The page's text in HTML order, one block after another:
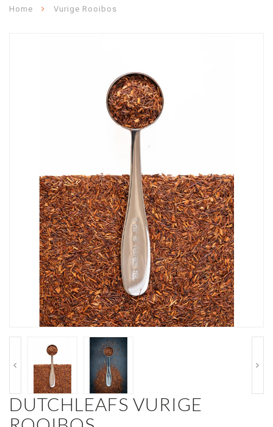
Home Vurige Rooibos
DUTCHLEAFS VURIGE